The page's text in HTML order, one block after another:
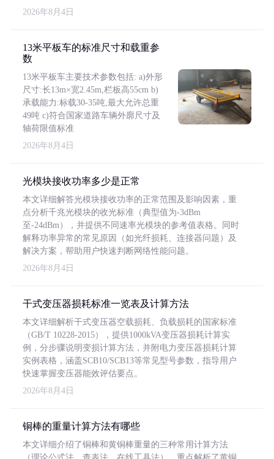
2026年8月4日
13米平板车的标准尺寸和载重参
数
13米平板车主要技术参数包括: a)外形
尺寸:长13m×宽2.45m,栏板高55cm b)
承载能力:标载30-35吨,最大允许总重
49吨 c)符合国家道路车辆外廓尺寸及
轴荷限值标准
2026年8月4日
光模块接收功率多少是正常
本文详细解答光模块接收功率的正常范围及影响因素，重
点分析千兆光模块的收光标准（典型值为-3dBm
至-24dBm），并提供不同速率光模块的参考值表格。同时
解释功率异常的常见原因（如光纤损耗、连接器问题）及
解决方案，帮助用户快速判断网络性能问题。
2026年8月4日
干式变压器损耗标准一览表及计算方法
本文详细解析干式变压器空载损耗、负载损耗的国家标准
（GB/T 10228-2015），提供1000kVA变压器损耗计算实
例，分步骤说明变损计算方法，并附电力变压器损耗计算
实例表格，涵盖SCB10/SCB13等常见型号参数，指导用户
快速掌握变压器能效评估要点。
2026年8月4日
铜棒的重量计算方法有哪些
本文详细介绍了铜棒和黄铜棒重量的三种常用计算方法